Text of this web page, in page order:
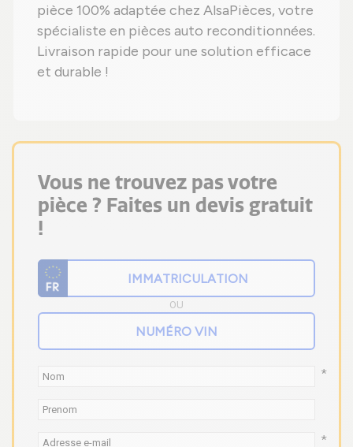
pièce 100% adaptée chez AlsaPièces, votre
spécialiste en pièces auto reconditionnées.
Livraison rapide pour une solution efficace
et durable !
Vous ne trouvez pas votre
pièce ? Faites un devis gratuit
!
OU
*
*